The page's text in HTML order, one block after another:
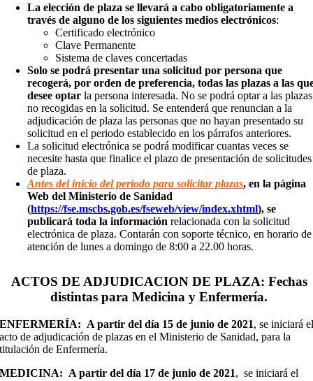
La elección de plaza se llevará a cabo obligatoriamente a
través de alguno de los siguientes medios electrónicos:
Certificado electrónico
Clave Permanente
Sistema de claves concertadas
Solo se podrá presentar una solicitud por persona que
recogerá, por orden de preferencia, todas las plazas a las
desee optar la persona interesada. No se podrá optar a las plazas
no recogidas en la solicitud. Se entenderá que renuncian a la
adjudicación de plaza las personas que no hayan presentado su
solicitud en el periodo establecido en los párrafos anteriores.
La solicitud electrónica se podrá modificar cuantas veces se
necesite hasta que finalice el plazo de presentación de solicitudes
de plaza.
Antes del inicio del periodo para solicitar plazas, en la página
Web del Ministerio de Sanidad
(https://fse.mscbs.gob.es/fseweb/view/index.xhtml), se
publicará toda la información relacionada con la solicitud
electrónica de plaza. Contarán con soporte técnico, en horario de
atención de lunes a domingo de 8:00 a 22.00 horas.
ACTOS DE ADJUDICACION DE PLAZA: Fechas
distintas para Medicina y Enfermería.
ENFERMERÍA: A partir del día 15 de junio de 2021, se iniciará
acto de adjudicación de plazas en el Ministerio de Sanidad, para la
titulación de Enfermería.
MEDICINA: A partir del día 17 de junio de 2021, se iniciará el